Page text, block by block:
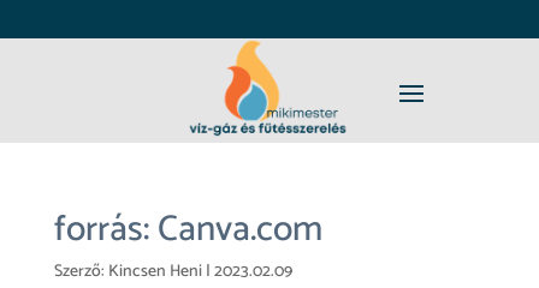
forrás: Canva.com
Szerző: Kincsen Heni|2023.02.09